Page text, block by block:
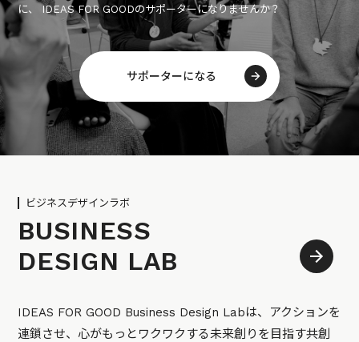
に、 IDEAS FOR GOODのサポーターになりませんか？
サポーターになる
ビジネスデザインラボ
BUSINESS
DESIGN LAB
IDEAS FOR GOOD Business Design Labは、アクションを
連鎖させ、心がもっとワクワクする未来創りを目指す共創